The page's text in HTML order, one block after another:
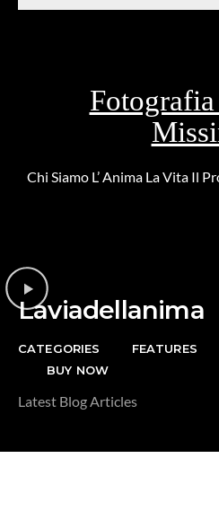
Chi Siamo L’ Anima La Vita Il
Laviadellanima
CATEGORIES FEATURES
BUY NOW
Latest Blog Articles